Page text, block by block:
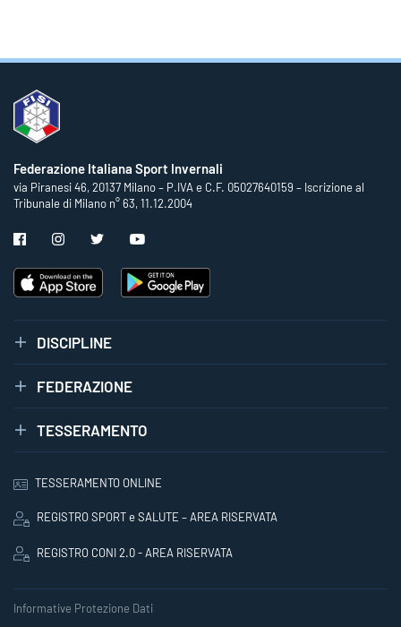
Federazione Italiana Sport Invernali
via Piranesi 46, 20137 Milano – P.IVA e C.F. 05027640159 – Iscrizione al
Tribunale di Milano n° 63, 11.12.2004
DISCIPLINE
FEDERAZIONE
TESSERAMENTO
TESSERAMENTO ONLINE
REGISTRO SPORT e SALUTE – AREA RISERVATA
REGISTRO CONI 2.0 - AREA RISERVATA
Informative Protezione Dati